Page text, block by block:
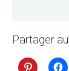
Partager